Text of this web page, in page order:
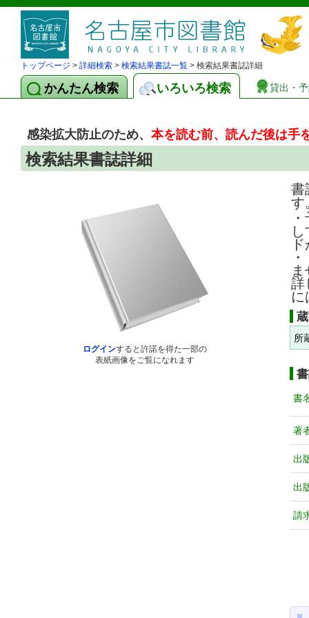
トップページ > 詳細検索 > 検索結果書誌一覧 > 検索結果書誌詳細
かんたん検索 いろいろ検索 貸出・
感染拡大防止のため、本を読む前、読んだ後は手
検索結果書誌詳細
ログインすると許諾を得た一部の
表紙画像をご覧になれます
書
す
詳
に
所
書
著
出
出
請